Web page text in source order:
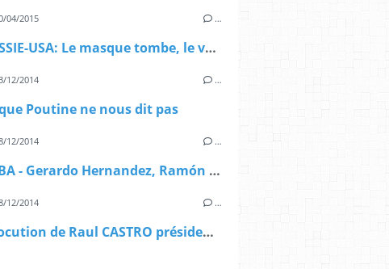
04/2015 …
RUSSIE-USA: Le masque tombe, le voile se lève
12/2014 …
Poutine ne nous dit pas
12/2014 …
CUBA - Gerardo Hernandez, Ramón Labaniño et Antonio Guerrero : LIBRES ENFIN !
12/2014 …
Allocution de Raul CASTRO président cubain [La Havane - 17 décembre 2014]